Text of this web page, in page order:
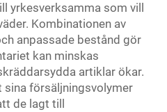
yrkesverksamma som vill
Kombinationen av
anpassade bestånd gör
kan minskas
artiklar ökar.
sina försäljningsvolymer
de lagt till